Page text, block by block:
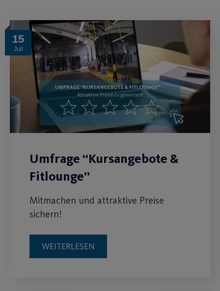
15
Juli
Umfrage “Kursangebote &
Fitlounge”
Mitmachen und attraktive Preise
sichern!
WEITERLESEN